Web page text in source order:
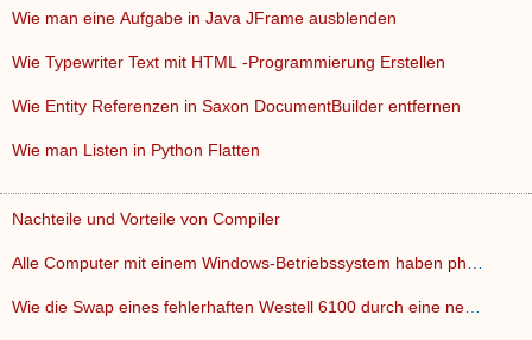
Wie man eine Aufgabe in Java JFrame ausblenden
Wie Typewriter Text mit HTML -Programmierung Erstellen
Wie Entity Referenzen in Saxon DocumentBuilder entfernen
Wie man Listen in Python Flatten
Nachteile und Vorteile von Compiler